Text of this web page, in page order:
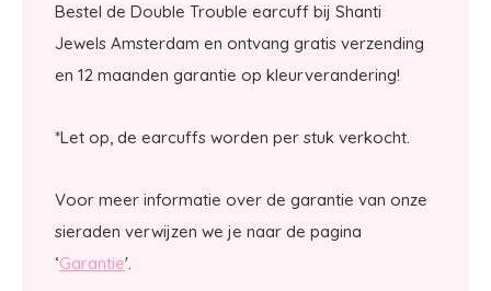
Bestel de Double Trouble earcuff bij Shanti
Jewels Amsterdam en ontvang gratis verzending
en 12 maanden garantie op kleurverandering!
*Let op, de earcuffs worden per stuk verkocht.
Voor meer informatie over de garantie van onze
sieraden verwijzen we je naar de pagina
‘Garantie'.